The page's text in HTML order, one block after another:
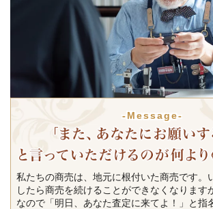
-Message-
私たちの商売は、地元に根付いた商売です。
したら商売を続けることができなくなります
なので「明日、あなた査定に来てよ！」と指